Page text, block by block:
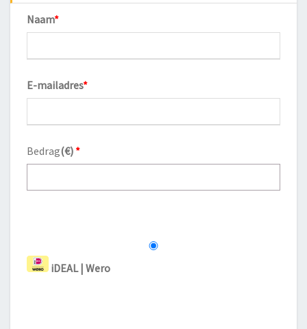
Naam*
E-mailadres*
Bedrag(€) *
iDEAL | Wero